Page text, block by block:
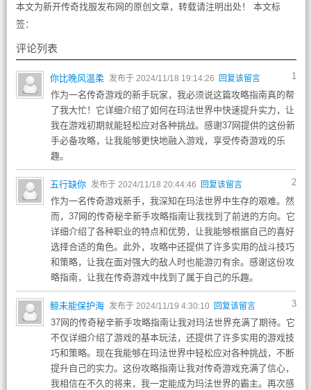
本文为新开传奇找服发布网的原创文章，转载请注明出处！ 本文标
签：
评论列表
1
你比晚风温柔 发布于 2024/11/18 19:14:26 回复该留言
作为一名传奇游戏的新手玩家，我必须说这篇攻略指南真的帮
了我大忙！它详细介绍了如何在玛法世界中快速提升实力，让
我在游戏初期就能轻松应对各种挑战。感谢37网提供的这份新
手必备攻略，让我能够更快地融入游戏，享受传奇游戏的乐
趣。
2
五行缺你 发布于 2024/11/18 20:44:46 回复该留言
作为一名传奇游戏新手，我深知在玛法世界中生存的艰难。然
而，37网的传奇秘辛新手攻略指南让我找到了前进的方向。它
详细介绍了各种职业的特点和优势，让我能够根据自己的喜好
选择合适的角色。此外，攻略中还提供了许多实用的战斗技巧
和策略，让我在面对强大的敌人时也能游刃有余。感谢这份攻
略指南，让我在传奇游戏中找到了属于自己的乐趣。
3
鲸未能保护海 发布于 2024/11/19 4:30:10 回复该留言
37网的传奇秘辛新手攻略指南让我对玛法世界充满了期待。它
不仅详细介绍了游戏的基本玩法，还提供了许多实用的游戏技
巧和策略。现在我能够在玛法世界中轻松应对各种挑战，不断
提升自己的实力。这份攻略指南让我对传奇游戏充满了信心，
我相信在不久的将来，我一定能成为玛法世界的霸主。再次感